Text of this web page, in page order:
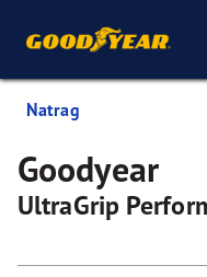
Natrag
Goodyear
UltraGrip